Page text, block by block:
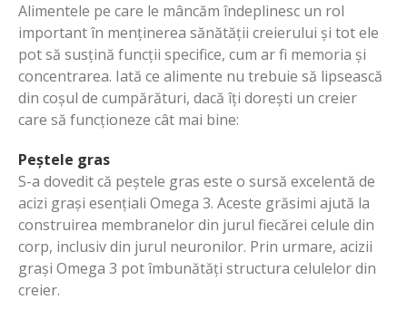
Alimentele pe care le mâncăm îndeplinesc un rol
important în menținerea sănătății creierului și tot ele
pot să susțină funcții specifice, cum ar fi memoria și
concentrarea. Iată ce alimente nu trebuie să lipsească
din coșul de cumpărături, dacă îți dorești un creier
care să funcționeze cât mai bine:
Peștele gras
S-a dovedit că peștele gras este o sursă excelentă de
acizi grași esențiali Omega 3. Aceste grăsimi ajută la
construirea membranelor din jurul fiecărei celule din
corp, inclusiv din jurul neuronilor. Prin urmare, acizii
grași Omega 3 pot îmbunătăți structura celulelor din
creier.